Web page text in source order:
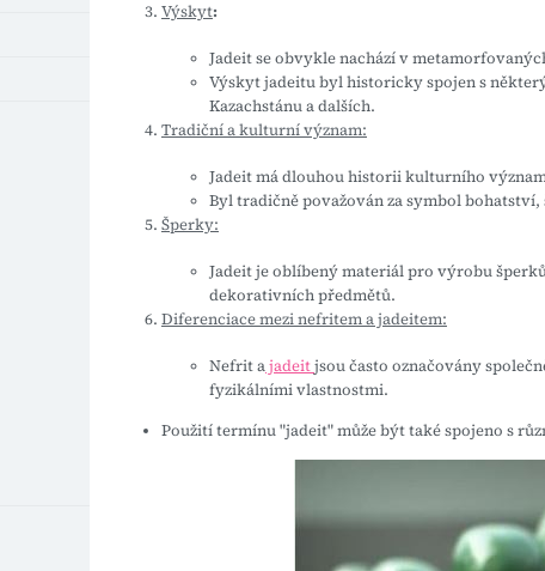
Výskyt:
Jadeit se obvykle nachází v
Výskyt jadeitu byl historicky spojen s
Kazachstánu a dalších.
Tradiční a kulturní význam:
Jadeit má dlouhou historii kulturního
Byl tradičně považován za symbol
Šperky:
Jadeit je oblíbený materiál pro výrobu
dekorativních předmětů.
Diferenciace mezi nefritem a jadeitem:
Nefrit ajadeitjsou často označovány
fyzikálními vlastnostmi.
Použití termínu "jadeit" může být také spojeno s